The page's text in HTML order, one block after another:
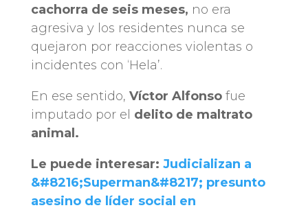
cachorra de seis meses, no era
agresiva y los residentes nunca se
quejaron por reacciones violentas o
incidentes con ‘Hela’.
En ese sentido, Víctor Alfonsofue
imputado por el delito de maltrato
animal.
Le puede interesar: Judicializan a
&#8216;Superman&#8217; presunto
asesino de líder social en